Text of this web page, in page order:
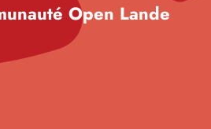
Open Lande